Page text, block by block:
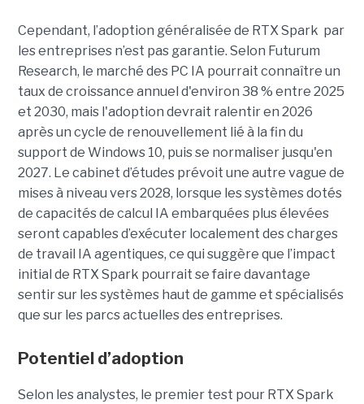
Cependant, l’adoption généralisée de RTX Spark par
les entreprises n’est pas garantie. Selon Futurum
Research, le marché des PC IA pourrait connaître un
taux de croissance annuel d'environ 38 % entre 2025
et 2030, mais l'adoption devrait ralentir en 2026
après un cycle de renouvellement lié à la fin du
support de Windows 10, puis se normaliser jusqu'en
2027. Le cabinet d’études prévoit une autre vague de
mises à niveau vers 2028, lorsque les systèmes dotés
de capacités de calcul IA embarquées plus élevées
seront capables d’exécuter localement des charges
de travail IA agentiques, ce qui suggère que l’impact
initial de RTX Spark pourrait se faire davantage
sentir sur les systèmes haut de gamme et spécialisés
que sur les parcs actuelles des entreprises.
Potentiel d’adoption
Selon les analystes, le premier test pour RTX Spark